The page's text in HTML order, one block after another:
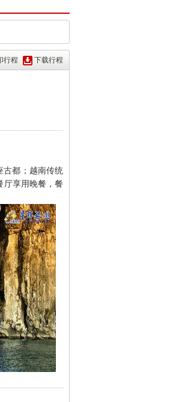
行程 下载行程
古都；越南传统
厅享用晚餐，餐